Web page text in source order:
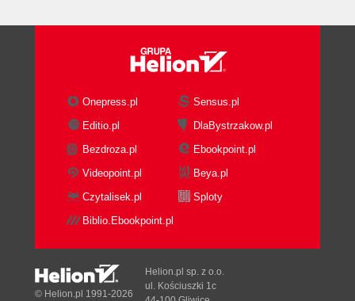
Onepress.pl
Sensus.pl
Editio.pl
DlaBystrzakow.pl
Bezdroza.pl
Ebookpoint.pl
Videopoint.pl
Beya.pl
Czytalisek.pl
Sploty
Biblio.Ebookpoint.pl
© Helion.pl 1991-2026
Helion.pl sp. z o.o.
ul. Kościuszki 1c